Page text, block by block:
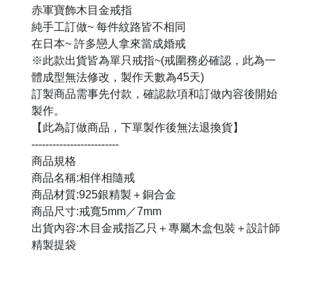
赤軍寶飾木目金戒指
純手工訂做~ 每件紋路皆不相同
在日本~ 許多戀人拿來當成婚戒
※此款出貨皆為單只戒指~(戒圍務必確認，此為一
體成型無法修改，製作天數為45天)
訂製商品需事先付款，確認款項和訂做內容後開始
製作。
【此為訂做商品，下單製作後無法退換貨】
-------------------------
商品規格
商品名稱:相伴相隨戒
商品材質:925銀精製＋銅合金
商品尺寸:戒寬5mm／7mm
出貨內容:木目金戒指乙只＋專屬木盒包裝＋設計師
精製提袋